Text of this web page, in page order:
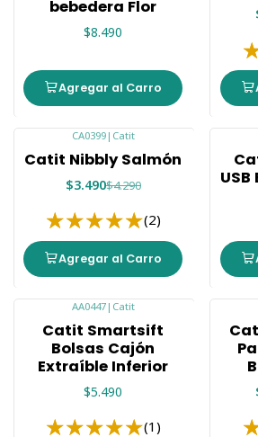
bebedera Flor
$8.490
Agregar al Carro
CA0399| Catit
Catit Nibbly Salmón
$3.490$4.290
(2)
Agregar al Carro
AA0447| Catit
Catit Smartsift
Bolsas Cajón
Extraíble Inferior
$5.490
(1)